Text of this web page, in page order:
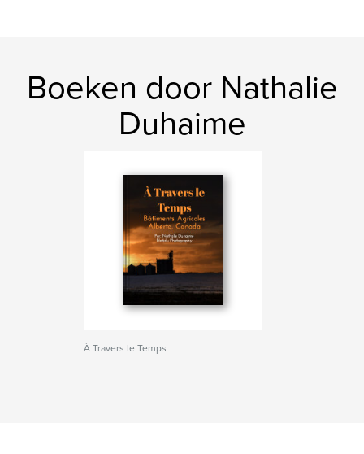
Boeken door Nathalie
Duhaime
À Travers le Temps